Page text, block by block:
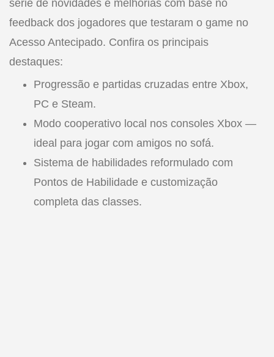
série de novidades e melhorias com base no
feedback dos jogadores que testaram o game no
Acesso Antecipado. Confira os principais
destaques:
Progressão e partidas cruzadas entre Xbox,
PC e Steam.
Modo cooperativo local nos consoles Xbox —
ideal para jogar com amigos no sofá.
Sistema de habilidades reformulado com
Pontos de Habilidade e customização
completa das classes.